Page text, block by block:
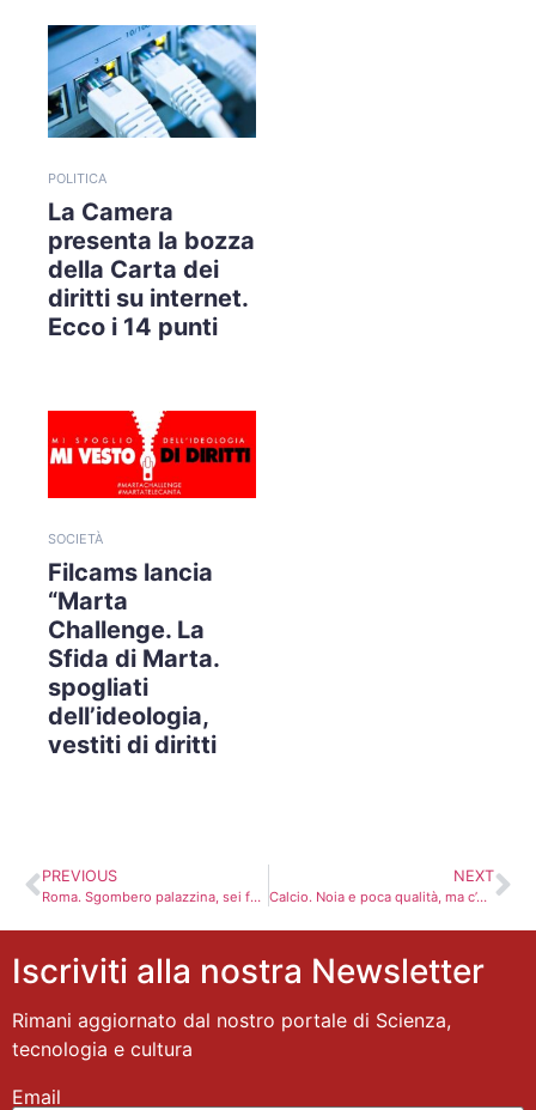
POLITICA
La Camera
presenta la bozza
della Carta dei
diritti su internet.
Ecco i 14 punti
SOCIETÀ
Filcams lancia
“Marta
Challenge. La
Sfida di Marta.
spogliati
dell’ideologia,
vestiti di diritti
PREVIOUS
Roma. Sgombero palazzina, sei feriti
NEXT
Calcio. Noia e poca qualità, ma c’è ancora speranza
Iscriviti alla nostra Newsletter
Rimani aggiornato dal nostro portale di Scienza,
tecnologia e cultura
Email